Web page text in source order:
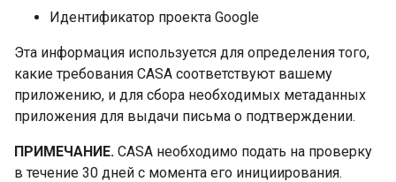
Идентификатор проекта Google
Эта информация используется для определения того,
какие требования CASA соответствуют вашему
приложению, и для сбора необходимых метаданных
приложения для выдачи письма о подтверждении.
ПРИМЕЧАНИЕ. CASA необходимо подать на проверку
в течение 30 дней с момента его инициирования.